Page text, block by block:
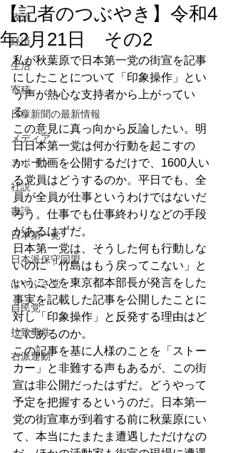
政治
経済
生活
寄稿
日章新聞の最新情報
メディア
スポーツ
社説
書評
日本第一党
日本派保守同盟
はやぶさ党
自民党
拉致事件
右派運動
【記者のつぶやき】令和4
年2月21日 その2
私が秋葉原で日本第一党の街宣を記事
にしたことについて「印象操作」とい
う声が熱心な支持者から上がってい
る。
この意見に真っ向から反論したい。明
日日本第一党は何か行動を起こすの
か。動画を公開するだけで、1600人い
る党員はどうするのか。平日でも、全
員が全員が仕事というわけではないだ
ろう。仕事でも仕事終わりなどの手段
があるはずだ。
日本第一党は、そうした何も行動しな
いのに「竹島はもう戻ってこない」と
いうことを東京都本部長が発言をした
事実を記載した記事を公開したことに
対し「印象操作」と反発する理由はど
こにあるのか。
この記事を基に人様のことを「ストー
カー」と非難する声もあるが、この街
宣は非公開だったはずだ。どうやって
予定を把握するというのだ。日本第一
党の街宣車が到着する前に秋葉原にい
て、本当にたまたま遭遇しただけなの